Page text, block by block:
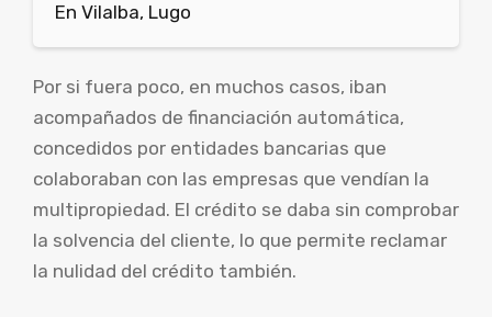
En Vilalba, Lugo
Por si fuera poco, en muchos casos, iban
acompañados de financiación automática,
concedidos por entidades bancarias que
colaboraban con las empresas que vendían la
multipropiedad. El crédito se daba sin comprobar
la solvencia del cliente, lo que permite reclamar
la nulidad del crédito también.